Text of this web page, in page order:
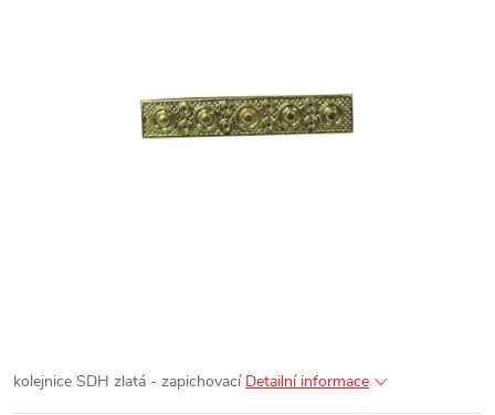
kolejnice SDH zlatá - zapichovací Detailní informace